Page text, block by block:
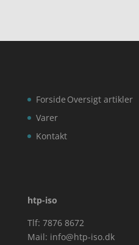
Forside
Varer
Kontakt
Oversigt artikler
htp-iso
Tlf: 7876 8672
Mail: info@htp-iso.dk